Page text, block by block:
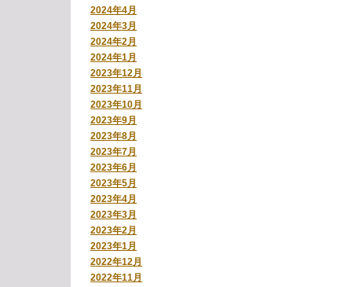
2024年4月
2024年3月
2024年2月
2024年1月
2023年12月
2023年11月
2023年10月
2023年9月
2023年8月
2023年7月
2023年6月
2023年5月
2023年4月
2023年3月
2023年2月
2023年1月
2022年12月
2022年11月